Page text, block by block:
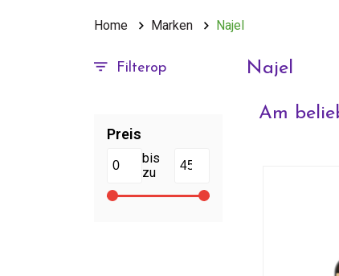
Home Marken Najel
Filterop
Preis
bis
zu
Najel
Am